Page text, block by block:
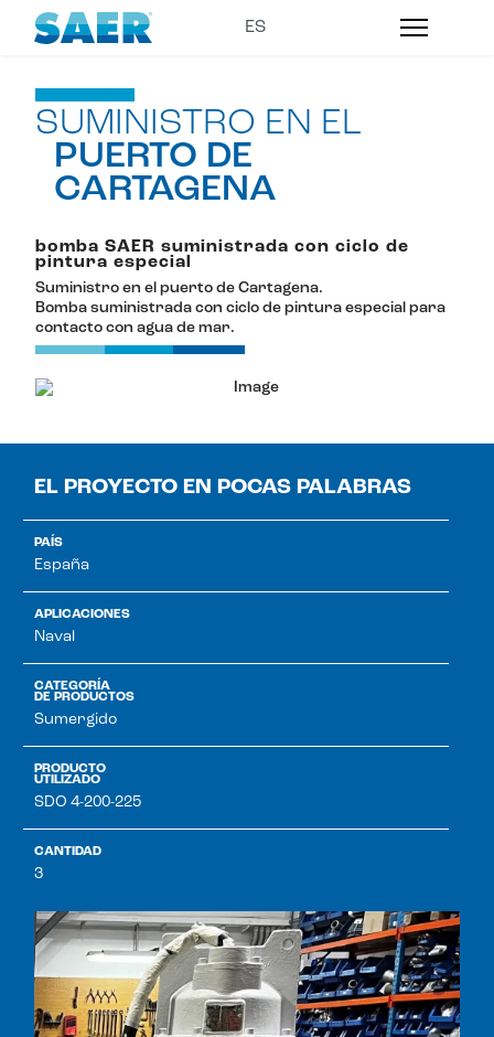
SUMINISTRO EN EL
PUERTO DE
CARTAGENA
bomba SAER suministrada con ciclo de
pintura especial
Suministro en el puerto de Cartagena.
Bomba suministrada con ciclo de pintura especial para
contacto con agua de mar.
EL PROYECTO EN POCAS PALABRAS
PAÍS
España
APLICACIONES
Naval
CATEGORÍA
DE PRODUCTOS
Sumergido
PRODUCTO
UTILIZADO
SDO 4-200-225
CANTIDAD
3